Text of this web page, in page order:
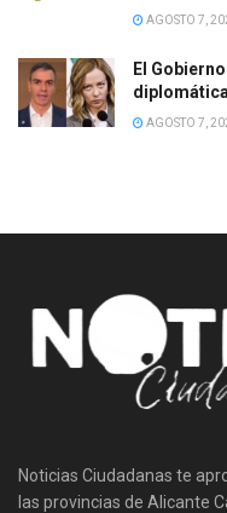
AGOSTO 7,
El
AGOSTO 7,
Noticias Ciudadanas te
las provincias de Alicante